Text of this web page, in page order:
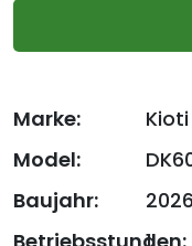
Marke:
Kioti
Model:
Baujahr:
2026